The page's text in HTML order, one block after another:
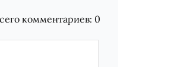
комментариев: 0